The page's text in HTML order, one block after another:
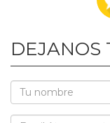
DEJANOS